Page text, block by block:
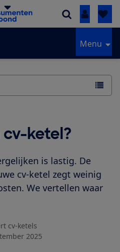
Inloggen
Menu
ketel?
is lastig. De
cv-ketel zegt weinig
We vertellen waar
cv-ketels
2025